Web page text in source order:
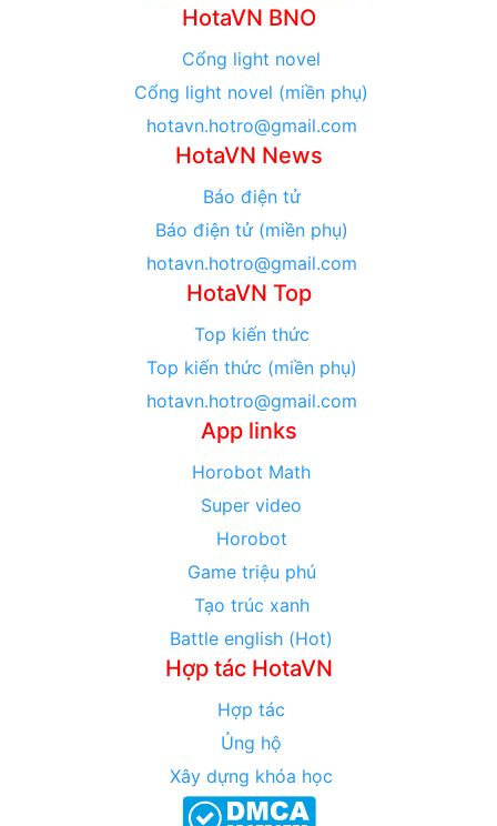
HotaVN BNO
Cổng light novel
Cổng light novel (miền phụ)
hotavn.hotro@gmail.com
HotaVN News
Báo điện tử
Báo điện tử (miền phụ)
hotavn.hotro@gmail.com
HotaVN Top
Top kiến thức
Top kiến thức (miền phụ)
hotavn.hotro@gmail.com
App links
Horobot Math
Super video
Horobot
Game triệu phú
Tạo trúc xanh
Battle english (Hot)
Hợp tác HotaVN
Hợp tác
Ủng hộ
Xây dựng khóa học